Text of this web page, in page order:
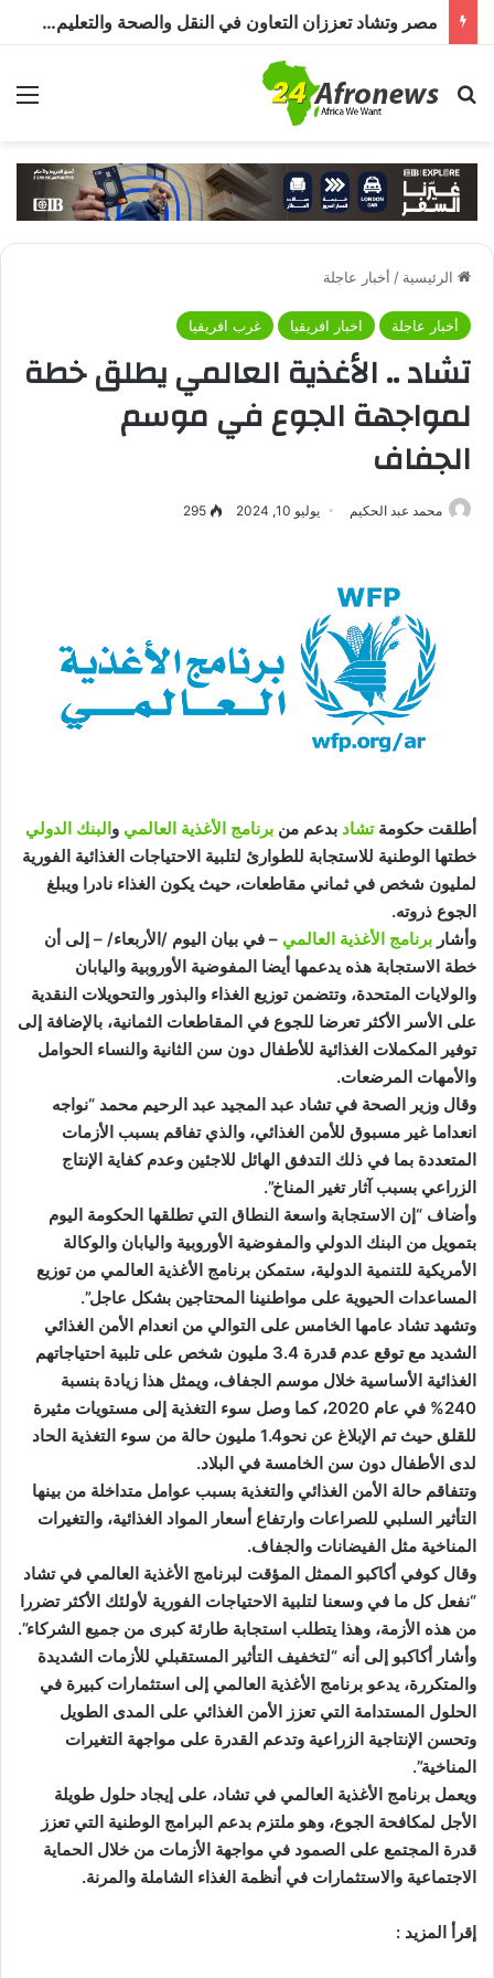
مصر وتشاد تعززان التعاون في النقل والصحة والتعليم والاستثمار خلال الدورة الرابعة للجنة المشتركة
بحث عن
الرئيسية / أخبار عاجلة
أخبار عاجلة اخبار افريقيا غرب افريقيا
تشاد .. الأغذية العالمي يطلق خطة
لمواجهة الجوع في موسم
الجفاف
محمد عبد الحكيم يوليو 10, 2024 295
أطلقت حكومةتشاد بدعم من برنامج الأغذية العالمي والبنك الدولي
خطتها الوطنية للاستجابة للطوارئ لتلبية الاحتياجات الغذائية الفورية
لمليون شخص في ثماني مقاطعات، حيث يكون الغذاء نادرا ويبلغ
الجوع ذروته.
وأشار برنامج الأغذية العالمي – في بيان اليوم /الأربعاء/ – إلى أن
خطة الاستجابة هذه يدعمها أيضا المفوضية الأوروبية واليابان
والولايات المتحدة، وتتضمن توزيع الغذاء والبذور والتحويلات النقدية
على الأسر الأكثر تعرضا للجوع في المقاطعات الثمانية، بالإضافة إلى
توفير المكملات الغذائية للأطفال دون سن الثانية والنساء الحوامل
والأمهات المرضعات.
وقال وزير الصحة في تشاد عبد المجيد عبد الرحيم محمد “نواجه
انعداما غير مسبوق للأمن الغذائي، والذي تفاقم بسبب الأزمات
المتعددة بما في ذلك التدفق الهائل للاجئين وعدم كفاية الإنتاج
الزراعي بسبب آثار تغير المناخ”.
وأضاف “إن الاستجابة واسعة النطاق التي تطلقها الحكومة اليوم
بتمويل من البنك الدولي والمفوضية الأوروبية واليابان والوكالة
الأمريكية للتنمية الدولية، ستمكن برنامج الأغذية العالمي من توزيع
المساعدات الحيوية على مواطنينا المحتاجين بشكل عاجل”.
وتشهد تشاد عامها الخامس على التوالي من انعدام الأمن الغذائي
الشديد مع توقع عدم قدرة 3.4 مليون شخص على تلبية احتياجاتهم
الغذائية الأساسية خلال موسم الجفاف، ويمثل هذا زيادة بنسبة
240% في عام 2020، كما وصل سوء التغذية إلى مستويات مثيرة
للقلق حيث تم الإبلاغ عن نحو1.4 مليون حالة من سوء التغذية الحاد
لدى الأطفال دون سن الخامسة في البلاد.
وتتفاقم حالة الأمن الغذائي والتغذية بسبب عوامل متداخلة من بينها
التأثير السلبي للصراعات وارتفاع أسعار المواد الغذائية، والتغيرات
المناخية مثل الفيضانات والجفاف.
وقال كوفي أكاكبو الممثل المؤقت لبرنامج الأغذية العالمي في تشاد
“نفعل كل ما في وسعنا لتلبية الاحتياجات الفورية لأولئك الأكثر تضررا
من هذه الأزمة، وهذا يتطلب استجابة طارئة كبرى من جميع الشركاء”.
وأشار أكاكبو إلى أنه “لتخفيف التأثير المستقبلي للأزمات الشديدة
والمتكررة، يدعو برنامج الأغذية العالمي إلى استثمارات كبيرة في
الحلول المستدامة التي تعزز الأمن الغذائي على المدى الطويل
وتحسن الإنتاجية الزراعية وتدعم القدرة على مواجهة التغيرات
المناخية”.
ويعمل برنامج الأغذية العالمي في تشاد، على إيجاد حلول طويلة
الأجل لمكافحة الجوع، وهو ملتزم بدعم البرامج الوطنية التي تعزز
قدرة المجتمع على الصمود في مواجهة الأزمات من خلال الحماية
الاجتماعية والاستثمارات في أنظمة الغذاء الشاملة والمرنة.
إقرأ المزيد :